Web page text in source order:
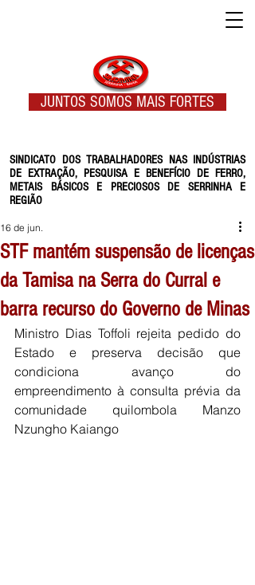
SINDICATO DOS TRABALHADORES NAS INDÚSTRIAS
DE EXTRAÇÃO, PESQUISA E BENEFÍCIO DE FERRO,
METAIS BÁSICOS E PRECIOSOS DE SERRINHA E
REGIÃO
JUNTOS SOMOS MAIS FORTES
STF mantém suspensão de licenças
da Tamisa na Serra do Curral e
barra recurso do Governo de Minas
16 de jun.
Ministro Dias Toffoli rejeita pedido do
Estado e preserva decisão que
condiciona avanço do
empreendimento à consulta prévia da
comunidade quilombola Manzo
Nzungho Kaiango